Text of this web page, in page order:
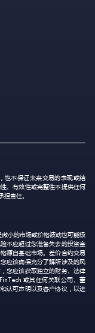
也不保证未来交易的表现或结
、有效性或完整性不提供任何
责任。
小的市场或价格波动也可能极
不应超过您准备失去的投资金
源自基础市场。差价合约交易
应该确保充分了解所涉及的风
您应该获取独立的财务、法律
或其任何关联公司、董
认可声明以及客户协议，以进